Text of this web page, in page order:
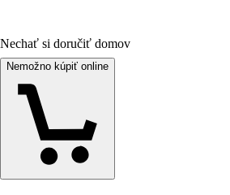
Nechať si doručiť domov
Nemožno kúpiť online